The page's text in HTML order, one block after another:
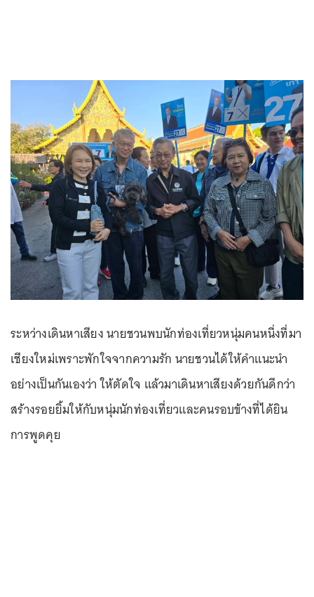
ระหว่างเดินหาเสียง นายชวนพบนักท่องเที่ยวหนุ่มคนหนึ่งที่มา
เชียงใหม่เพราะพักใจจากความรัก นายชวนได้ให้คำแนะนำ
อย่างเป็นกันเองว่า ให้ตัดใจ แล้วมาเดินหาเสียงด้วยกันดีกว่า
สร้างรอยยิ้มให้กับหนุ่มนักท่องเที่ยวและคนรอบข้างที่ได้ยิน
การพูดคุย